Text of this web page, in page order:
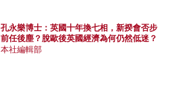
孔永樂博士：英國十年換七相，新揆會否步
前任後塵？脫歐後英國經濟為何仍然低迷？
本社編輯部